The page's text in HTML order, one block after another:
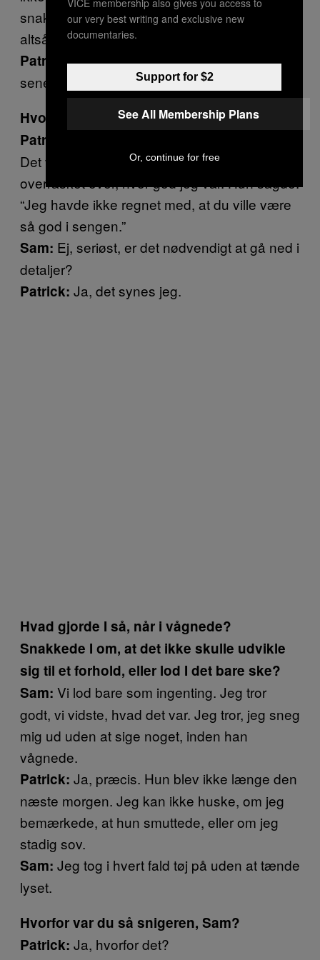
snakke med ham igen, men det gjorde jeg
altså. Kan du huske første gang, Patrick?
Patrick:Du tog med mig hjem et par uger
senere.
Hvordan gik det så?
Patrick:
Det var godt for os begge to. Hun var
overrasket over, hvor god jeg var. Hun sagde:
“Jeg havde ikke regnet med, at du ville være
så god i sengen.”
Sam: Ej, seriøst, er det nødvendigt at gå ned i
detaljer?
Patrick: Ja, det synes jeg.
Hvad gjorde I så, når i vågnede?
Snakkede I om, at det ikke skulle udvikle
sig til et forhold, eller lod I det bare ske?
Sam: Vi lod bare som ingenting. Jeg tror
godt, vi vidste, hvad det var. Jeg tror, jeg sneg
mig ud uden at sige noget, inden han
vågnede.
Patrick: Ja, præcis. Hun blev ikke længe den
næste morgen. Jeg kan ikke huske, om jeg
bemærkede, at hun smuttede, eller om jeg
stadig sov.
Sam: Jeg tog i hvert fald tøj på uden at tænde
lyset.
Hvorfor var du så snigeren, Sam?
Patrick: Ja, hvorfor det?
our very best writing and exclusive new
documentaries.
Support for $2
See All Membership Plans
Or, continue for free